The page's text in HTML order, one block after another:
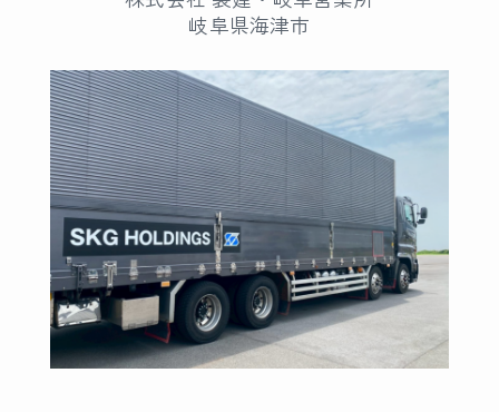
岐阜県海津市